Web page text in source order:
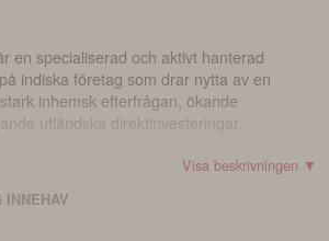
en specialiserad och aktivt hanterad
indiska företag som drar nytta av en
inhemsk efterfrågan, ökande
utländska direktinvesteringar.
Visa beskrivningen ▼
INNEHAV